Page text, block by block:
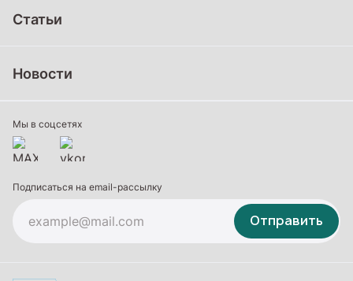
Дополнительное образование
Статьи
Новости
Мы в соцсетях
Подписаться на email-рассылку
Отправить